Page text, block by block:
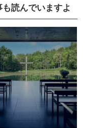
読んでいますよ